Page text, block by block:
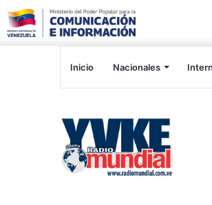
Inicio Nacionales